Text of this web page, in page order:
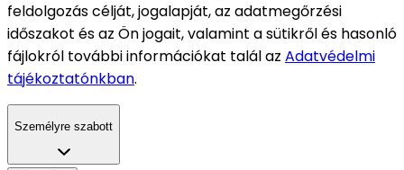
feldolgozás célját, jogalapját, az adatmegőrzési
időszakot és az Ön jogait, valamint a sütikről és hasonló
fájlokról további információkat talál az Adatvédelmi
tájékoztatónkban.
Személyre szabott